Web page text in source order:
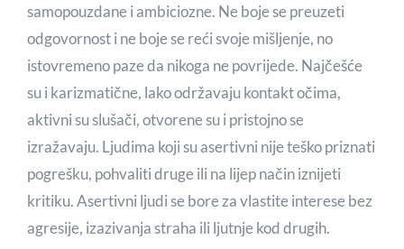
samopouzdane i ambiciozne. Ne boje se preuzeti
odgovornost i ne boje se reći svoje mišljenje, no
istovremeno paze da nikoga ne povrijede. Najčešće
su i karizmatične, lako održavaju kontakt očima,
aktivni su slušači, otvorene su i pristojno se
izražavaju. Ljudima koji su asertivni nije teško priznati
pogrešku, pohvaliti druge ili na lijep način iznijeti
kritiku. Asertivni ljudi se bore za vlastite interese bez
agresije, izazivanja straha ili ljutnje kod drugih.